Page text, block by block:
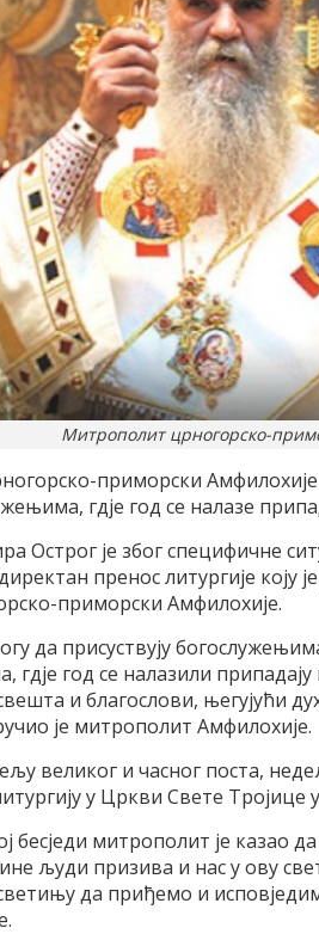
Митрополит црногорско-
приморски
гдје год се налазе
Острог је због специфичне
пренос литургије коју
приморски Амфилохије.
да присуствују
гдје год се налазили
и благослови, његујући
је митрополит Амфилохије.
великог и часног поста,
у Цркви Свете
бесједи митрополит је казао
људи призива и нас у ову
да приђемо и